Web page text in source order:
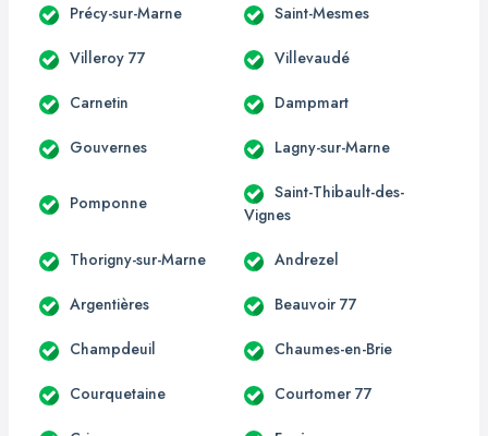
Précy-sur-Marne Saint-Mesmes
Villeroy 77 Villevaudé
Carnetin Dampmart
Gouvernes Lagny-sur-Marne
Pomponne
Saint-Thibault-des-
Vignes
Thorigny-sur-Marne Andrezel
Argentières Beauvoir 77
Champdeuil Chaumes-en-Brie
Courquetaine Courtomer 77